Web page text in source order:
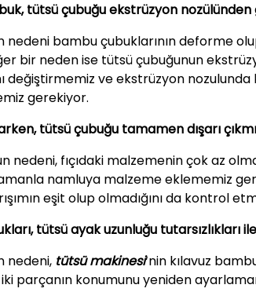
tütsü çubuğu ekstrüzyon
nedeni bambu çubuklarının deforme
bir neden ise tütsü çubuğunun
değiştirmemiz ve ekstrüzyon
gerekiyor.
tütsü çubuğu tamamen dışarı
nedeni, fıçıdaki malzemenin çok az
namluya malzeme eklememiz
eşit olup olmadığını da kontrol
tütsü ayak uzunluğu tutarsızlıkları
nedeni, tütsü makinesi‘nin kılavuz
parçanın konumunu yeniden